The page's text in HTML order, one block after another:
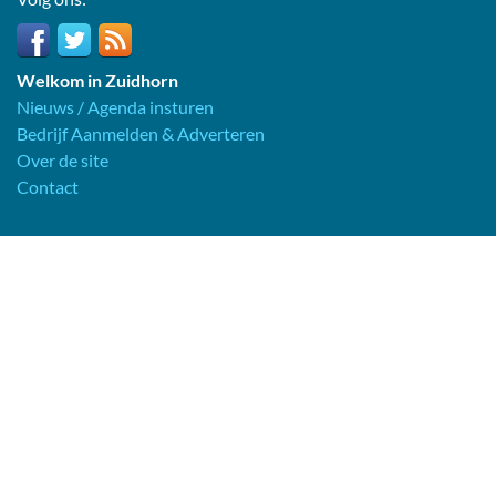
Welkom in Zuidhorn
Nieuws / Agenda insturen
Bedrijf Aanmelden & Adverteren
Over de site
Contact